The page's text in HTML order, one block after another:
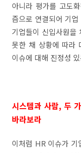
아니라 평가를 고도
즘으로 연결되어 기
기업들이 신입사원을
못한 채 상황에 따라
이슈에 대해 진정성
시스템과 사람, 두
바라보라
이처럼 HR 이슈가 기